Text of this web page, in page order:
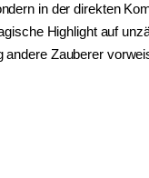
in der direkten
Highlight auf
Zauberer